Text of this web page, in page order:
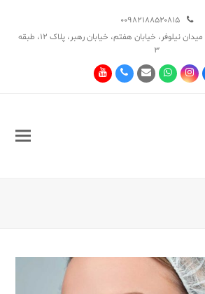
تهران، خیابان خرمشهر، میدان نیلوفر، خیابان هفتم، خیابان رهبر، پلاک ۱۲، طبقه
۳
Facebook
Instagram
Whatsapp
Email
Phone
Youtube